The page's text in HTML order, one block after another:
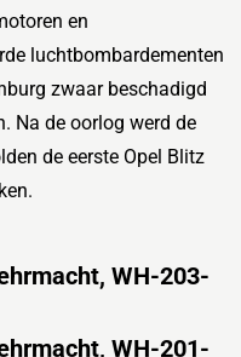
en
luchtbombardementen
zwaar beschadigd
Na de oorlog werd de
de eerste Opel Blitz
WH-203-
WH-201-